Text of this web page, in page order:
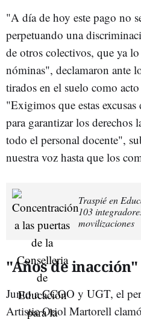
"A día de hoy este pago no
perpetuando una
de otros colectivos, que ya
nóminas", declamaron ante
tirados en el suelo como
"Exigimos que estas
para garantizar los derechos
todo el personal docente",
nuestra voz hasta que los
Traspié en
103
movilizaciones
"Años de inacción"
Junto a CCOO y UGT, el
Artistic Oriol Martorell